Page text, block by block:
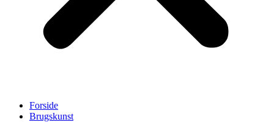
Forside
Brugskunst